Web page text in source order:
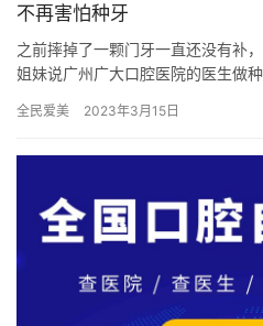
不再害怕种牙
之前摔掉了一颗门牙一直还没有补
姐妹说广州广大口腔医院的医生做
经历…
全民爱美 2023年3月15日